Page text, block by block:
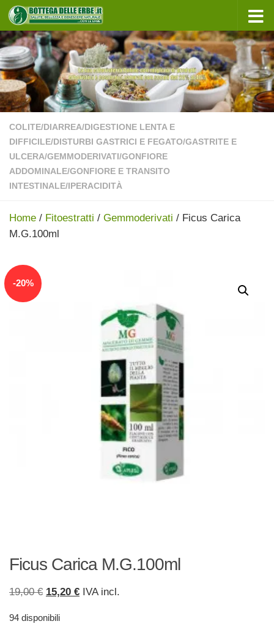
Sotto il contenuto
COLITE/DIARREA/DIGESTIONE LENTA E
DIFFICILE/DISTURBI GASTRICI E FEGATO/GASTRITE E
ULCERA/GEMMODERIVATI/GONFIORE
ADDOMINALE/GONFIORE E TRANSITO
INTESTINALE/IPERACIDITÀ
Home / Fitoestratti / Gemmoderivati / Ficus Carica
M.G.100ml
-20%
Ficus Carica M.G.100ml
19,00€ Il
originale
15,20 €IlIVA incl.
94 disponibili